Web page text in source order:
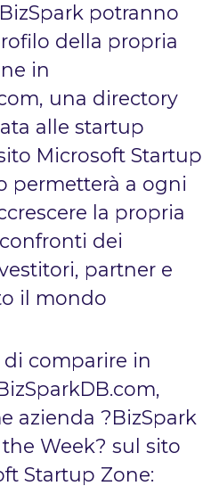
potranno
della propria
in
una directory
alle startup
Microsoft Startup
permetterà a ogni
la propria
dei
partner e
il mondo
comparire in
azienda ?BizSpark
Week? sul sito
Startup Zone: